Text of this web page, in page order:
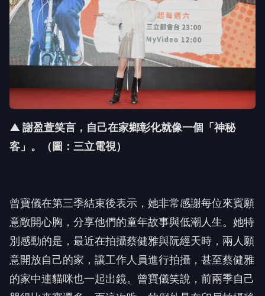
▲ 謝盈萱笑言，自己在家鄉彰化就像一個「神秘
客」。（圖：三立電視）
曾寶儀在第三季結束後表示，她非常感謝每位來賓願
意敞開心胸， 分享他們的童年故事與低潮人生。她特
別感動的是， 最近在拍攝蔡健雅與阮經天時，兩人願
意開放自己的家， 讓工作人員進行拍攝，甚至蔡健雅
的家中連貓咪也一起出鏡。 曾寶儀笑說，前兩季自己